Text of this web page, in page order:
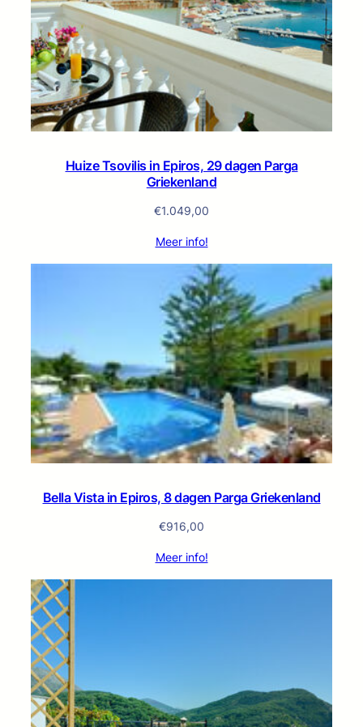
Huize Tsovilis in Epiros, 29 dagen Parga
Griekenland
€1.049,00
Meer info!
Bella Vista in Epiros, 8 dagen Parga Griekenland
€916,00
Meer info!